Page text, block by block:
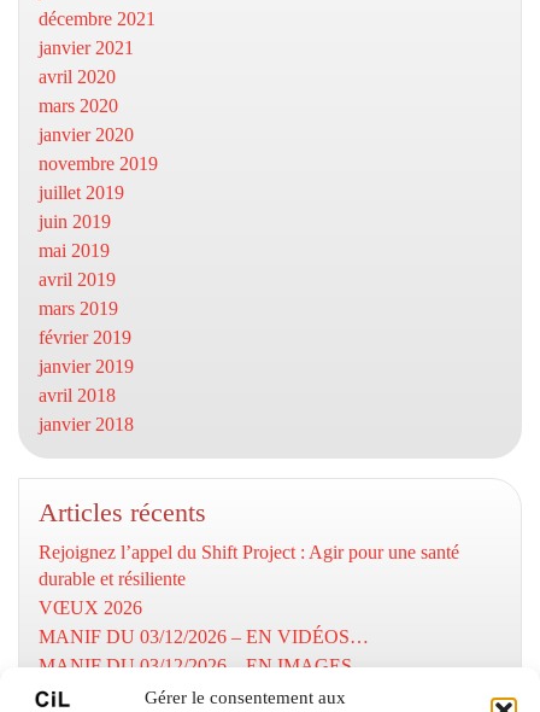
Gérer le consentement aux
décembre 2021
janvier 2021
avril 2020
mars 2020
janvier 2020
novembre 2019
juillet 2019
juin 2019
mai 2019
avril 2019
mars 2019
février 2019
janvier 2019
avril 2018
janvier 2018
Articles récents
Rejoignez l’appel du Shift Project : Agir pour une santé
durable et résiliente
VŒUX 2026
MANIF DU 03/12/2026 – EN VIDÉOS…
MANIF DU 03/12/2026 – EN IMAGES…
MOBILISATION DU 03/12/2025